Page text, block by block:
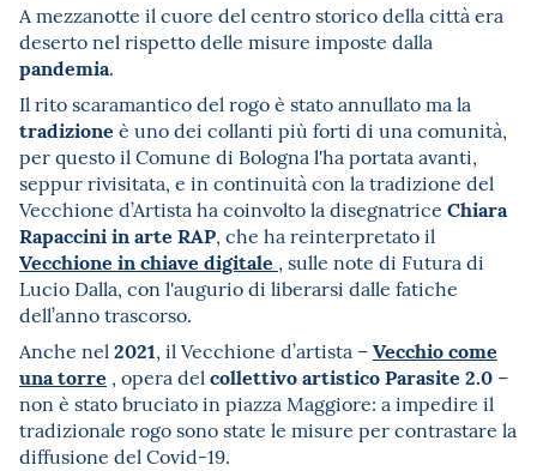
A mezzanotte il cuore del centro storico della città era
deserto nel rispetto delle misure imposte dalla
pandemia.
Il rito scaramantico del rogo è stato annullato ma la
tradizione è uno dei collanti più forti di una comunità,
per questo il Comune di Bologna l'ha portata avanti,
seppur rivisitata, e in continuità con la tradizione del
Vecchione d’Artista ha coinvolto la disegnatrice Chiara
Rapaccini in arte RAP, che ha reinterpretato il
Vecchione in chiave digitale , sulle note di Futura di
Lucio Dalla, con l'augurio di liberarsi dalle fatiche
dell’anno trascorso.
Anche nel 2021, il Vecchione d’artista –Vecchio come
una torre , opera del collettivo artistico Parasite 2.0 –
non è stato bruciato in piazza Maggiore: a impedire il
tradizionale rogo sono state le misure per contrastare la
diffusione del Covid-19.